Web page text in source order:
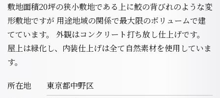
敷地面積20坪の狭小敷地である上に鮫の背びれのような変
形敷地ですが 用途地域の関係で最大限のボリュームで建
てています。 外観はコンクリート打ち放し仕上げです。
屋上は緑化し、内装仕上げは全て自然素材を使用していま
す。
所在地
東京都中野区